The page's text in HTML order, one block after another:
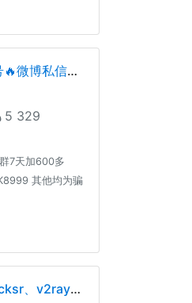
微博热门前三推广🔥微博账号🔥微博私信协议🔥QQ无限制加群协议🔥
5 329
7天加600多
其他均为骗
科学上网研究院-Shadowsocksr、v2ray、trojan